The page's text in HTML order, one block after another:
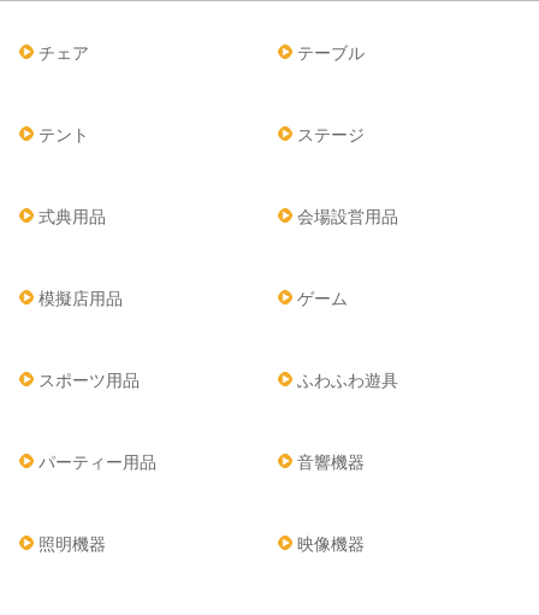
チェア テーブル
テント ステージ
式典用品 会場設営用品
模擬店用品 ゲーム
スポーツ用品 ふわふわ遊具
パーティー用品 音響機器
照明機器 映像機器